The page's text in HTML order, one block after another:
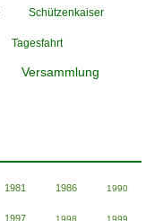
Schützenkaiser
Tagesfahrt
Versammlung
1981 1986 1990
1997 1998 1999